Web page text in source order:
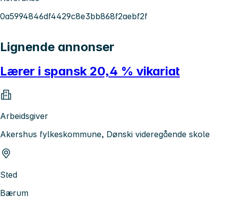
0a5994846df4429c8e3bb868f2aebf2f
Lignende annonser
Lærer i spansk 20,4 % vikariat
Arbeidsgiver
Akershus fylkeskommune, Dønski videregående skole
Sted
Bærum